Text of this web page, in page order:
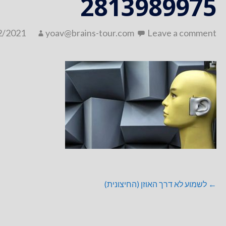
2813989975
2021 yoav@brains-tour.com Leave a comment
ניווט
← לשמוע לא דרך האוזן (החיצונית)